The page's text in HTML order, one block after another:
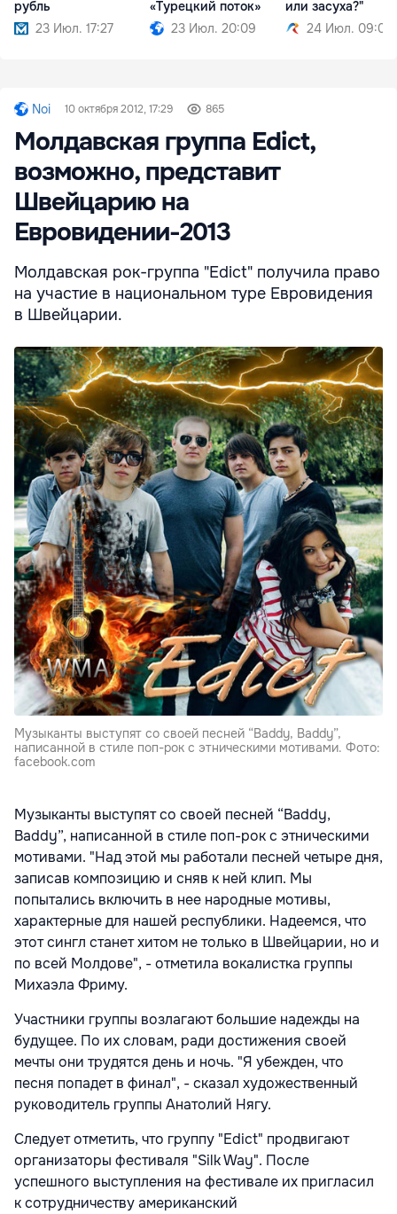
рубль
23 Июл. 17:27
«Турецкий поток»
23 Июл. 20:09
или засуха?"
24 Июл. 09:07
Noi 10 октября 2012, 17:29 865
Молдавская группа Edict,
возможно, представит
Швейцарию на
Евровидении-2013
Молдавская рок-группа "Edict" получила право
на участие в национальном туре Евровидения
в Швейцарии.
Музыканты выступят со своей песней “Baddy, Baddy”,
написанной в стиле поп-рок с этническими мотивами. Фото:
facebook.com
Музыканты выступят со своей песней “Baddy,
Baddy”, написанной в стиле поп-рок с этническими
мотивами. "Над этой мы работали песней четыре дня,
записав композицию и сняв к ней клип. Мы
попытались включить в нее народные мотивы,
характерные для нашей республики. Надеемся, что
этот сингл станет хитом не только в Швейцарии, но и
по всей Молдове", - отметила вокалистка группы
Михаэла Фриму.
Участники группы возлагают большие надежды на
будущее. По их словам, ради достижения своей
мечты они трудятся день и ночь. "Я убежден, что
песня попадет в финал", - сказал художественный
руководитель группы Анатолий Нягу.
Следует отметить, что группу "Edict" продвигают
организаторы фестиваля "Silk Way". После
успешного выступления на фестивале их пригласил
к сотрудничеству американский